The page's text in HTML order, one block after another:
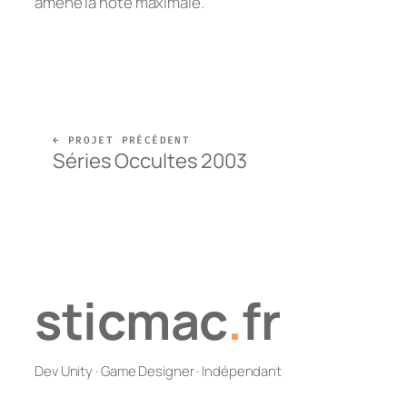
← PROJET PRÉCÉDENT
Séries Occultes 2003
sticmac.fr
Dev Unity · Game Designer · Indépendant